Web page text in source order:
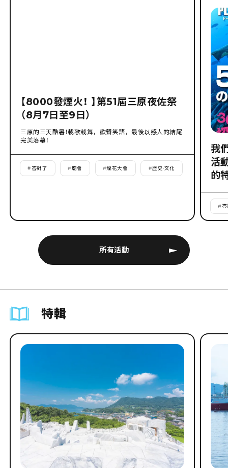
所有活動
【8000發煙火！ 】第51屆三原夜佐祭
（8月7日至9日）
三原的三天酷暑！載歌載舞，歡聲笑語，最後以感人的結尾
完美落幕！
# 答對了 #廟會 #煙花大會 #歷史·文化
我
活
的
#
特輯